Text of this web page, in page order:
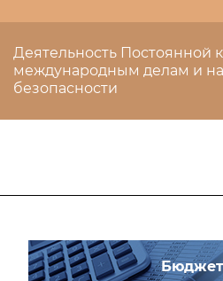
Деятельность Постоянной
международным делам и
безопасности